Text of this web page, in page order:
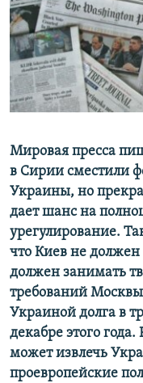
ПОБЕДИТЕЛЕЙ НЕ
КРЫМ.НЕПОКОРЕННЫЙ
ELIFBE
УКРАИНСКАЯ
ПРИСОЕДИНЯЙТЕСЬ!
Мировая пресса
в Сирии сместили
Украины, но
дает шанс на
урегулирование.
что Киев не
должен занимать
требований
Украиной долга в
декабре этого
может извлечь
проевропейские